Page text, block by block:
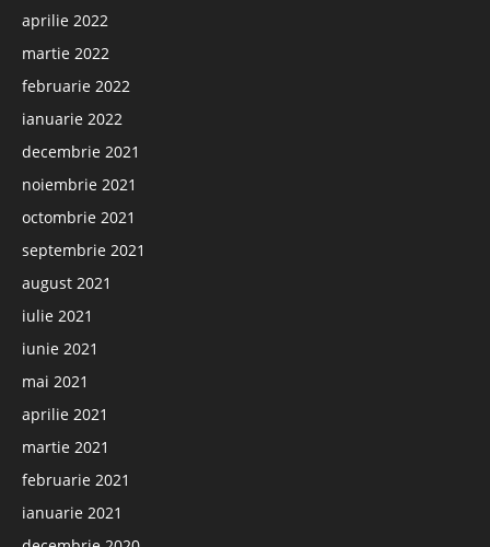
aprilie 2022
martie 2022
februarie 2022
ianuarie 2022
decembrie 2021
noiembrie 2021
octombrie 2021
septembrie 2021
august 2021
iulie 2021
iunie 2021
mai 2021
aprilie 2021
martie 2021
februarie 2021
ianuarie 2021